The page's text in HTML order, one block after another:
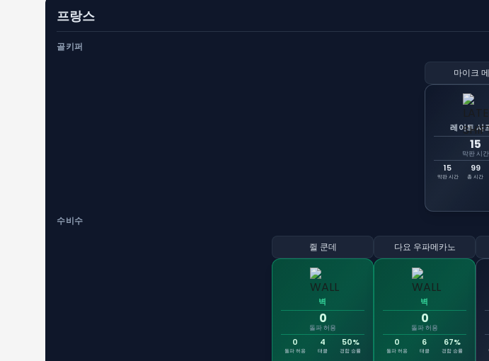
프랑스
골키퍼
마이크
레이트 시
15
막판 시간
15
막판 시간
99
총 시간
수비수
쥘 쿤데
벽
0
돌파 허용
0
돌파 허용
4
태클
50%
경합 승률
다요 우파메카노
벽
0
돌파 허용
0
돌파 허용
6
태클
67%
경합 승률